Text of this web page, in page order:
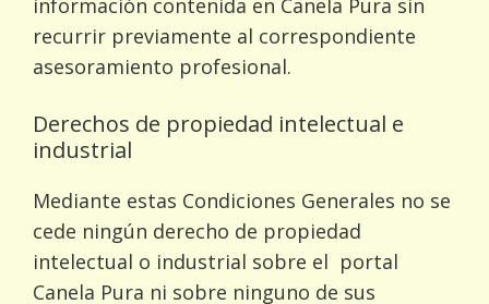
información contenida en Canela Pura sin
recurrir previamente al correspondiente
asesoramiento profesional.
Derechos de propiedad intelectual e
industrial
Mediante estas Condiciones Generales no se
cede ningún derecho de propiedad
intelectual o industrial sobre el portal
Canela Pura ni sobre ninguno de sus